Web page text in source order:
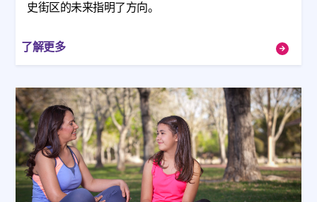
史街区的未来指明了方向。
了解更多